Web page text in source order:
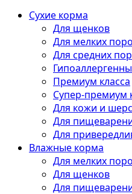
Сухие корма
Для щенков
Для мелких
Для средних
Премиум класса
Супер-премиум
Для кожи и
Для
Для
Влажные корма
Для мелких
Для щенков
Для